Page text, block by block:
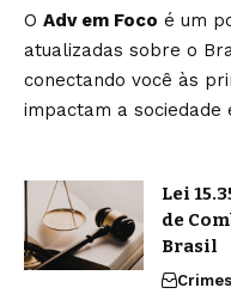
O Adv em Foco é um
atualizadas sobre o
conectando você às
impactam a sociedade
Lei
de
Brasil
Crimes